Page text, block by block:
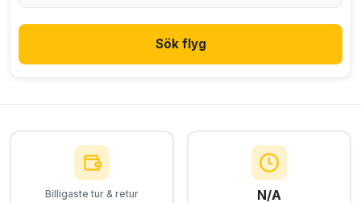
Sök flyg
Billigaste tur & retur N/A